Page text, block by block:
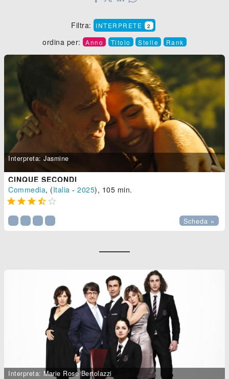
Filtra: INTERPRETE 2
ordina per: Anno Titolo Stelle Rank
Interpreta: Jasmine
CINQUE SECONDI
Commedia, (Italia -2025), 105 min.
    
Scheda »
Interpreta: Marie Rose Bertolazzi